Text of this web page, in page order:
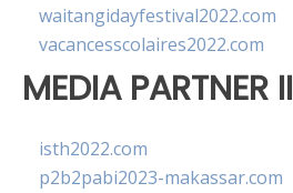
waitangidayfestival2022.com
vacancesscolaires2022.com
MEDIA PARTNER II
isth2022.com
p2b2pabi2023-makassar.com